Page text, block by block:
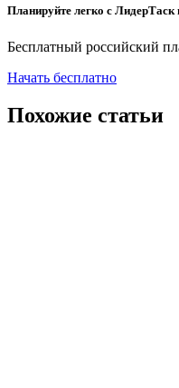
Планируйте легко с ЛидерТаск
Бесплатный российский
Начать бесплатно
Похожие статьи